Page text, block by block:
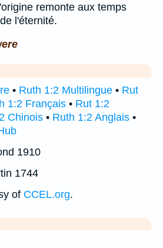
remonte aux temps
l'éternité.
• Ruth 1:2 Multilingue • Rut
1:2 Français • Rut 1:2
Chinois • Ruth 1:2 Anglais •
1910
1744
of CCEL.org.